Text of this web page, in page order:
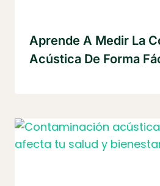
Aprende A Medir La
Acústica De Forma